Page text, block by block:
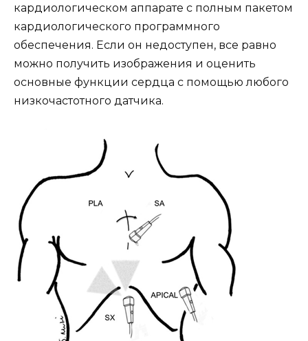
кардиологическом аппарате с полным пакетом
кардиологического программного
обеспечения. Если он недоступен, все равно
можно получить изображения и оценить
основные функции сердца с помощью любого
низкочастотного датчика.